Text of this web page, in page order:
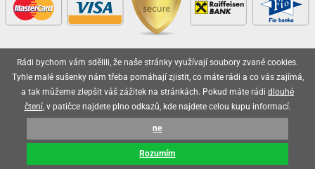
Vaše objednávky jsou u nás v bezpečí
Rádi bychom vám sdělili, že naše stránky využívají soubory zvané cookies.
Tyhle malé sušenky nám třeba pomáhají zjistit, co máte rádi a co vás zajímá,
a tak můžeme zlepšit váš zážitek na stránkách. Pokud máte rádi dlouhé
čtení, v patičce najdete plno odkazů, kde najdete celou kupu informací.
ne
Rozumím